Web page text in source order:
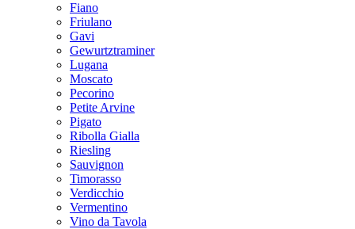
Fiano
Friulano
Gavi
Gewurtztraminer
Lugana
Moscato
Pecorino
Petite Arvine
Pigato
Ribolla Gialla
Riesling
Sauvignon
Timorasso
Verdicchio
Vermentino
Vino da Tavola